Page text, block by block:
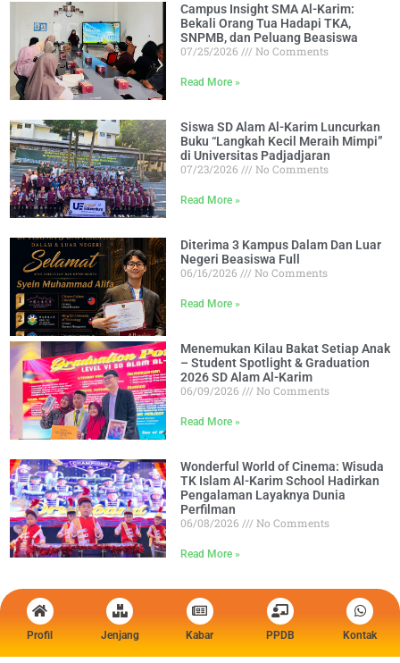
Campus Insight SMA Al-Karim:
Bekali Orang Tua Hadapi TKA,
SNPMB, dan Peluang Beasiswa
07/25/2026
No Comments
Read More »
Siswa SD Alam Al-Karim Luncurkan
Buku “Langkah Kecil Meraih Mimpi”
di Universitas Padjadjaran
07/23/2026
No Comments
Read More »
Diterima 3 Kampus Dalam Dan Luar
Negeri Beasiswa Full
06/16/2026
No Comments
Read More »
Menemukan Kilau Bakat Setiap Anak
– Student Spotlight & Graduation
2026 SD Alam Al-Karim
06/09/2026
No Comments
Read More »
Wonderful World of Cinema: Wisuda
TK Islam Al-Karim School Hadirkan
Pengalaman Layaknya Dunia
Perfilman
06/08/2026
No Comments
Read More »
Profil Jenjang Kabar PPDB Kontak